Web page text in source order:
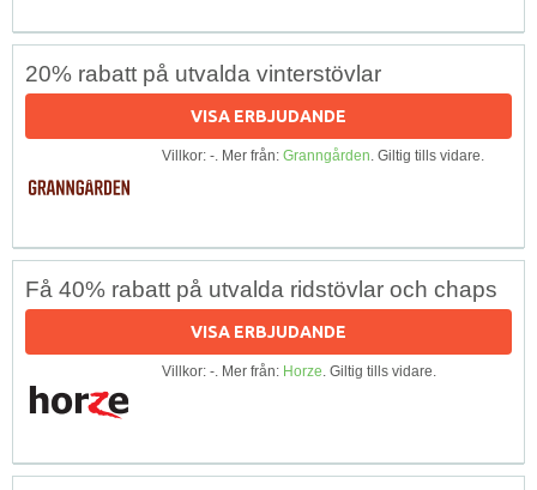
20% rabatt på utvalda vinterstövlar
VISA ERBJUDANDE
Villkor: -. Mer från: Granngården. Giltig tills vidare.
Få 40% rabatt på utvalda ridstövlar och chaps
VISA ERBJUDANDE
Villkor: -. Mer från: Horze. Giltig tills vidare.